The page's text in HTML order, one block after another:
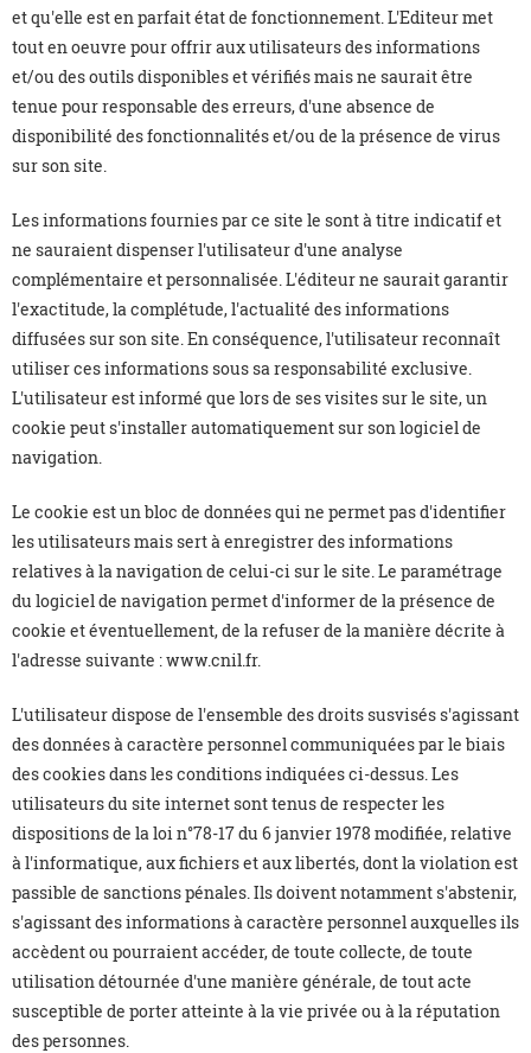
et qu'elle est en parfait état de fonctionnement. L'Editeur met
tout en oeuvre pour offrir aux utilisateurs des informations
et/ou des outils disponibles et vérifiés mais ne saurait être
tenue pour responsable des erreurs, d'une absence de
disponibilité des fonctionnalités et/ou de la présence de virus
sur son site.
Les informations fournies par ce site le sont à titre indicatif et
ne sauraient dispenser l'utilisateur d'une analyse
complémentaire et personnalisée. L'éditeur ne saurait garantir
l'exactitude, la complétude, l'actualité des informations
diffusées sur son site. En conséquence, l'utilisateur reconnaît
utiliser ces informations sous sa responsabilité exclusive.
L'utilisateur est informé que lors de ses visites sur le site, un
cookie peut s'installer automatiquement sur son logiciel de
navigation.
Le cookie est un bloc de données qui ne permet pas d'identifier
les utilisateurs mais sert à enregistrer des informations
relatives à la navigation de celui-ci sur le site. Le paramétrage
du logiciel de navigation permet d'informer de la présence de
cookie et éventuellement, de la refuser de la manière décrite à
l'adresse suivante : www.cnil.fr.
L'utilisateur dispose de l'ensemble des droits susvisés s'agissant
des données à caractère personnel communiquées par le biais
des cookies dans les conditions indiquées ci-dessus. Les
utilisateurs du site internet sont tenus de respecter les
dispositions de la loi n°78-17 du 6 janvier 1978 modifiée, relative
à l'informatique, aux fichiers et aux libertés, dont la violation est
passible de sanctions pénales. Ils doivent notamment s'abstenir,
s'agissant des informations à caractère personnel auxquelles ils
accèdent ou pourraient accéder, de toute collecte, de toute
utilisation détournée d'une manière générale, de tout acte
susceptible de porter atteinte à la vie privée ou à la réputation
des personnes.